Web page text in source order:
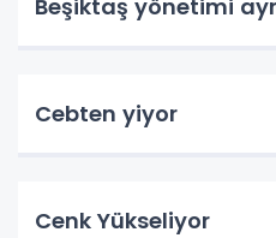
Beşiktaş yönetimi
Cebten yiyor
Cenk Yükseliyor